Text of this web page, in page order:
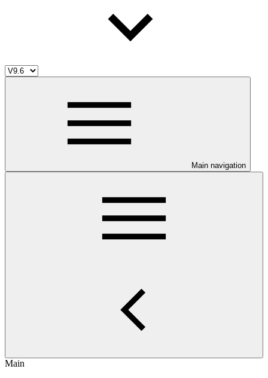
Main navigation
Main